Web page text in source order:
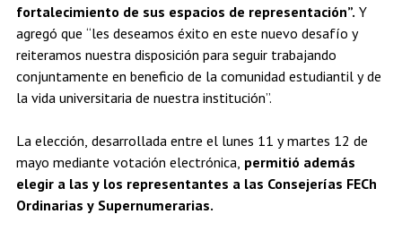
fortalecimiento de sus espacios de representación”. Y
agregó que “les deseamos éxito en este nuevo desafío y
reiteramos nuestra disposición para seguir trabajando
conjuntamente en beneficio de la comunidad estudiantil y de
la vida universitaria de nuestra institución”.
La elección, desarrollada entre el lunes 11 y martes 12 de
mayo mediante votación electrónica, permitió además
elegir a las y los representantes a las Consejerías FECh
Ordinarias y Supernumerarias.